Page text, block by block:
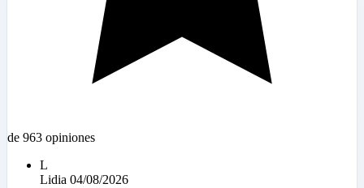
de 963 opiniones
L
Lidia 04/08/2026